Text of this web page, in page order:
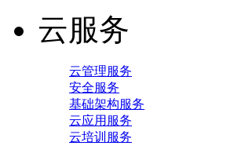
云服务
云管理服务
安全服务
基础架构服务
云应用服务
云培训服务